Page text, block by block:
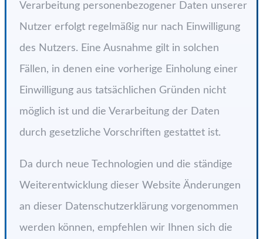
Verarbeitung personenbezogener Daten unserer
Nutzer erfolgt regelmäßig nur nach Einwilligung
des Nutzers. Eine Ausnahme gilt in solchen
Fällen, in denen eine vorherige Einholung einer
Einwilligung aus tatsächlichen Gründen nicht
möglich ist und die Verarbeitung der Daten
durch gesetzliche Vorschriften gestattet ist.
Da durch neue Technologien und die ständige
Weiterentwicklung dieser Website Änderungen
an dieser Datenschutzerklärung vorgenommen
werden können, empfehlen wir Ihnen sich die